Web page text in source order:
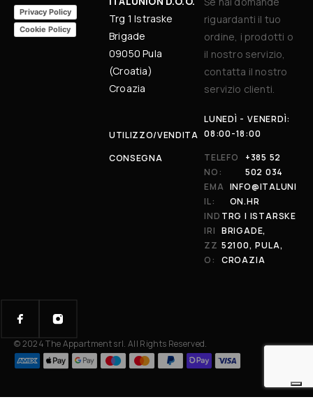
Privacy Policy
Cookie Policy
Trg 1 Istraske
Brigade
09050 Pula
(Croatia)
Croazia
UTILIZZO/VENDITA
CONSEGNA
riguardanti il tuo
ordine, i prodotti o
il nostro servizio,
contatta il nostro
servizio clienti.
LUNEDÌ - VENERDÌ:
08:00-18:00
TELEFO
NO:
+385 52
502 034
EMA
IL:
INFO@ITALUNI
ON.HR
IND
IRI
ZZ
O:
TRG I ISTARSKE
BRIGADE,
52100, PULA,
CROAZIA
© 2024 The Appartment srl. All Rights Reserved.